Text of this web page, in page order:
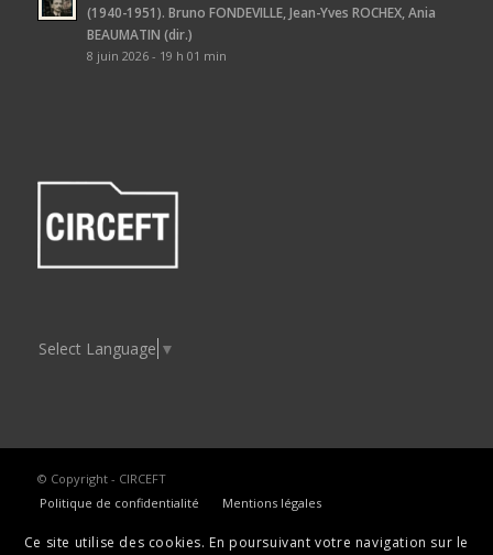
(1940-1951). Bruno FONDEVILLE, Jean-Yves ROCHEX, Ania
BEAUMATIN (dir.)
8 juin 2026 - 19 h 01 min
Select Language ▼
© Copyright - CIRCEFT
Politique de confidentialité
Mentions légales
Ce site utilise des cookies. En poursuivant votre navigation sur le